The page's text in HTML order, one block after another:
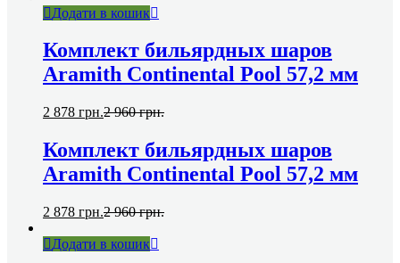
Додати в кошик
Комплект бильярдных шаров
Aramith Continental Pool 57,2 мм
2 878 грн.2 960грн.
Комплект бильярдных шаров
Aramith Continental Pool 57,2 мм
2 878 грн.2 960грн.
Додати в кошик